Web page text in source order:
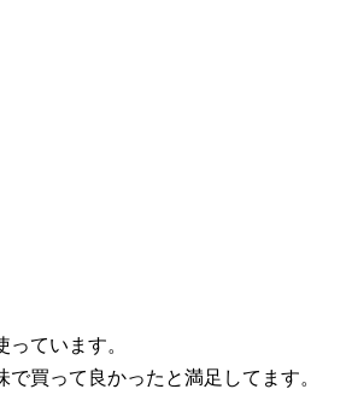
ています。
で買って良かったと満足してます。